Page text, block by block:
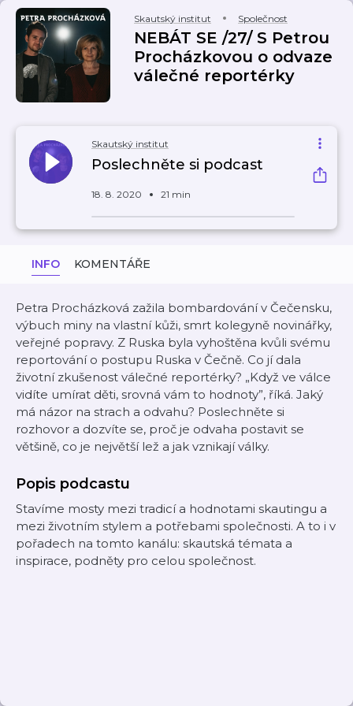
Skautský institut Společnost
NEBÁT SE /27/ S Petrou
Procházkovou o odvaze
válečné reportérky
Skautský institut
Poslechněte si podcast
18. 8. 2020 21 min
INFO KOMENTÁŘE
Petra Procházková zažila bombardování v Čečensku,
výbuch miny na vlastní kůži, smrt kolegyně novinářky,
veřejné popravy. Z Ruska byla vyhoštěna kvůli svému
reportování o postupu Ruska v Čečně. Co jí dala
životní zkušenost válečné reportérky? „Když ve válce
vidíte umírat děti, srovná vám to hodnoty”, říká. Jaký
má názor na strach a odvahu? Poslechněte si
rozhovor a dozvíte se, proč je odvaha postavit se
většině, co je největší lež a jak vznikají války.
Popis podcastu
Stavíme mosty mezi tradicí a hodnotami skautingu a
mezi životním stylem a potřebami společnosti. A to i v
pořadech na tomto kanálu: skautská témata a
inspirace, podněty pro celou společnost.